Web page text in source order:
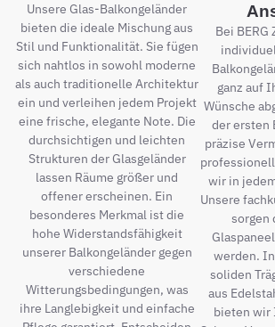
Unsere Glas-Balkongeländer
bieten die ideale Mischung aus
Stil und Funktionalität. Sie fügen
sich nahtlos in sowohl moderne
als auch traditionelle Architektur
ein und verleihen jedem Projekt
eine frische, elegante Note. Die
durchsichtigen und leichten
Strukturen der Glasgeländer
lassen Räume größer und
offener erscheinen. Ein
besonderes Merkmal ist die
hohe Widerstandsfähigkeit
unserer Balkongeländer gegen
verschiedene
Witterungsbedingungen, was
ihre Langlebigkeit und einfache
Bei BERG
ganz auf
Wünsche
der ersten
präzise
wir in
Unsere
sorgen
werden.
soliden
aus
bieten wir